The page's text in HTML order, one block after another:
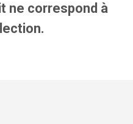
ne correspond à